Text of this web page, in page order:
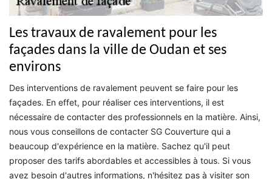
Les travaux de ravalement pour les
façades dans la ville de Oudan et ses
environs
Des interventions de ravalement peuvent se faire pour les
façades. En effet, pour réaliser ces interventions, il est
nécessaire de contacter des professionnels en la matière. Ainsi,
nous vous conseillons de contacter SG Couverture qui a
beaucoup d'expérience en la matière. Sachez qu'il peut
proposer des tarifs abordables et accessibles à tous. Si vous
avez besoin d'autres informations, n'hésitez pas à visiter son